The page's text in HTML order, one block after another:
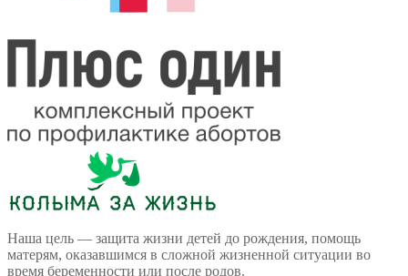
Наша цель — защита жизни детей до рождения, помощь
матерям, оказавшимся в сложной жизненной ситуации во
время беременности или после родов.